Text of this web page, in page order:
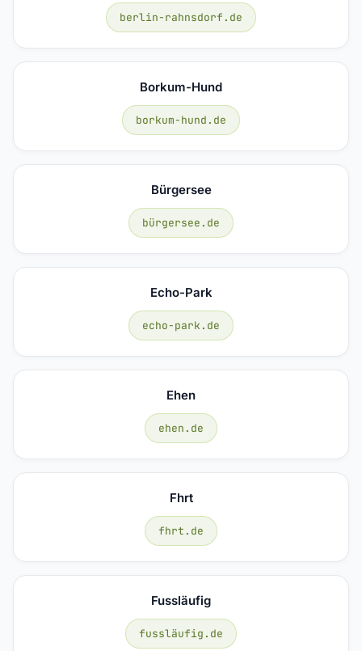
berlin-rahnsdorf.de
Borkum-Hund
borkum-hund.de
Bürgersee
bürgersee.de
Echo-Park
echo-park.de
Ehen
ehen.de
Fhrt
fhrt.de
Fussläufig
fussläufig.de